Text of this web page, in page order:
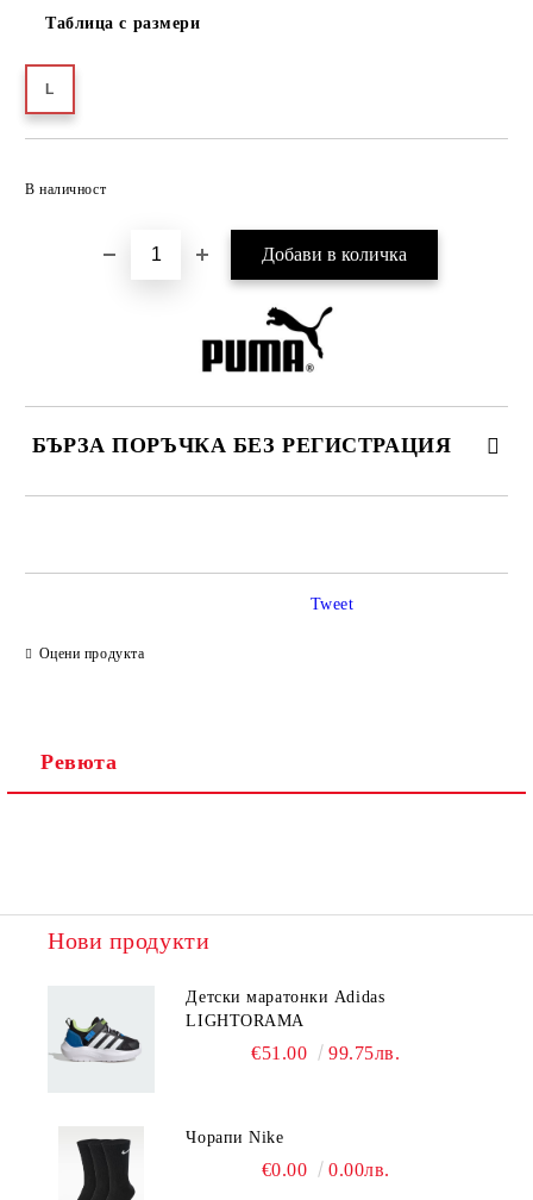
Таблица с размери
L
В наличност
БЪРЗА ПОРЪЧКА БЕЗ РЕГИСТРАЦИЯ
Оцени продукта
Tweet
Ревюта
Нови продукти
Детски маратонки Adidas
LIGHTORAMA
€51.00 99.75лв.
Чорапи Nike
€0.00 0.00лв.